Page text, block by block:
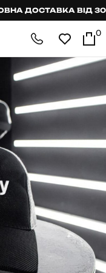
ДОСТАВКА ВІД 3000
0